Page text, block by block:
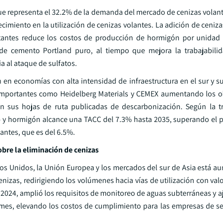
representa el 32.2% de la demanda del mercado de cenizas
en la utilización de cenizas volantes. La adición de
reduce los costos de producción de hormigón por unidad
cemento Portland puro, al tiempo que mejora la
al ataque de sulfatos.
economías con alta intensidad de infraestructura en el sur y
como Heidelberg Materials y CEMEX aumentando los
sus hojas de ruta publicadas de descarbonización. Según la
hormigón alcance una TACC del 7.3% hasta 2035, superando
que es del 6.5%.
la eliminación de cenizas
Unidos, la Unión Europea y los mercados del sur de Asia está
redirigiendo los volúmenes hacia vías de utilización con
2024, amplió los requisitos de monitoreo de aguas subterráneas y
elevando los costos de cumplimiento para las empresas de